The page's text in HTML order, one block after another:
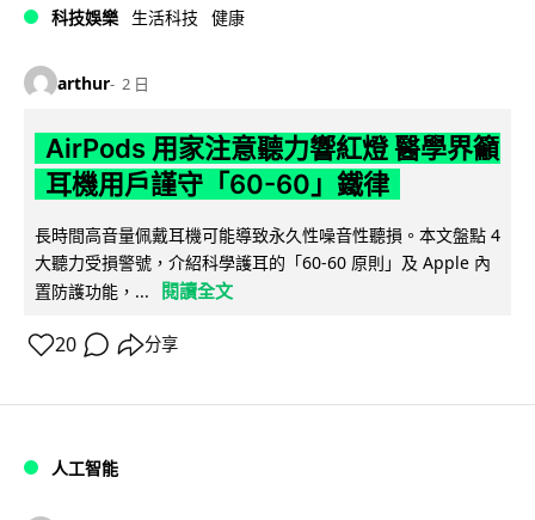
科技娛樂 生活科技 健康
arthur 2 日
AirPods 用家注意聽力響紅燈 醫學界籲
耳機用戶謹守「60-60」鐵律
長時間高音量佩戴耳機可能導致永久性噪音性聽損。本文盤點 4
大聽力受損警號，介紹科學護耳的「60-60 原則」及 Apple 內
置防護功能，...
閱讀全文
20 分享
人工智能